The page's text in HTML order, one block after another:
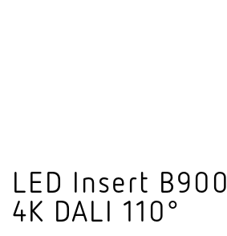
LED Insert B900
4K DALI 110°